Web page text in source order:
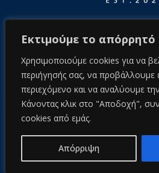
Εκτιμούμε το απόρρητό
Χρησιμοποιούμε cookies για να
περιήγησής σας, να προβάλλουμε
περιεχόμενο και να αναλύουμε
Κάνοντας κλικ στο "Αποδοχή",
cookies από εμάς.
Απόρριψη
© 2026
Πολιτική